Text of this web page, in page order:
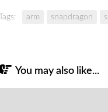
Tags: arm snapdragon
You may also like...